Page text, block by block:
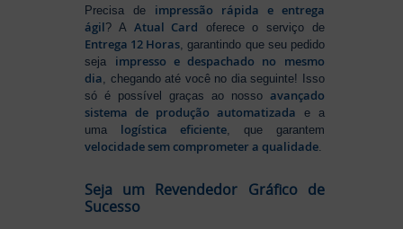
Precisa de impressão rápida e entrega
ágil? A Atual Card oferece o serviço de
Entrega 12 Horas , garantindo que seu pedido
seja impresso e despachado no mesmo
dia , chegando até você no dia seguinte! Isso
só é possível graças ao nosso avançado
sistema de produção automatizada e a
uma logística eficiente , que garantem
velocidade sem comprometer a qualidade
Seja um Revendedor Gráfico de
Sucesso